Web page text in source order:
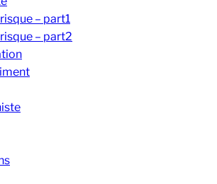
– part1
– part2